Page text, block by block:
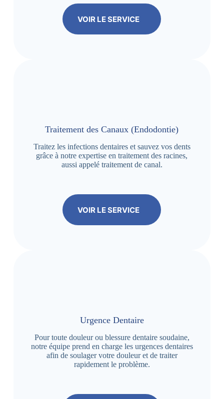
VOIR LE SERVICE
Traitement des Canaux (Endodontie)
Traitez les infections dentaires et sauvez vos dents
grâce à notre expertise en traitement des racines,
aussi appelé traitement de canal.
VOIR LE SERVICE
Urgence Dentaire
Pour toute douleur ou blessure dentaire soudaine,
notre équipe prend en charge les urgences dentaires
afin de soulager votre douleur et de traiter
rapidement le problème.